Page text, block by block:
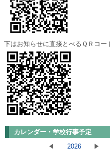
下はお知らせに直接とべるＱＲコー
カレンダー・学校行事予定
2026